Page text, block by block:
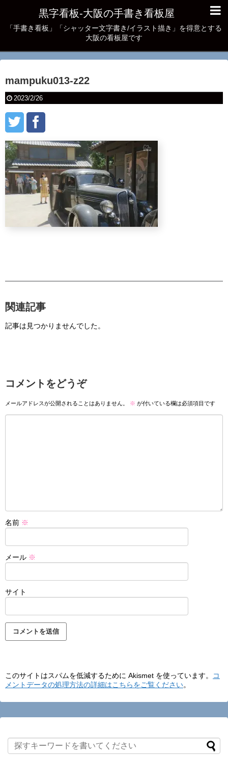
黒字看板‐大阪の手書き看板屋
「手書き看板」「シャッター文字書き/イラスト描き」を得意とする
大阪の看板屋です
mampuku013-z22
2023/2/26
関連記事
記事は見つかりませんでした。
コメントをどうぞ
メールアドレスが公開されることはありません。 ※ が付いている欄は必須項目です
名前 ※
メール ※
サイト
このサイトはスパムを低減するために Akismet を使っています。
コ
メントデータの処理方法の詳細はこちらをご覧ください。